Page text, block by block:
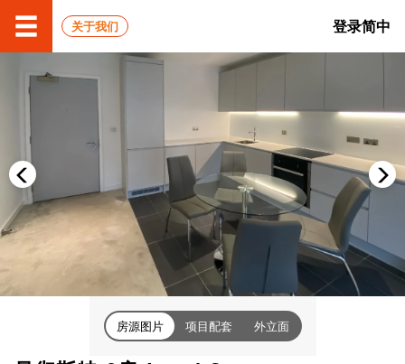
关于我们 登录简中
房源图片 项目配套 外立面